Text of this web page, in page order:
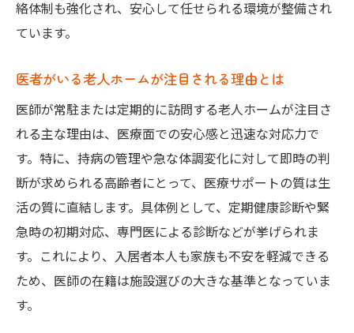
有料老人ホーム選びで重視する併設の利点
有料老人ホームの医療サポート徹底比較
有料老人ホーム各施設の医療サポートの違
い
病院併設と提携型老人ホームの比較ポイン
ト
医療体制が充実した有料老人ホームの選び
方
大阪府で評判の医療機関連携老人ホーム紹
絡体制も強化され、安心して任せられる環境が整備され
ています。
医者がいる老人ホームが注目される理由とは
医師が常駐または定期的に訪問する老人ホームが注目さ
れる主な理由は、医療面での安心感と迅速な対応力で
す。特に、持病の管理や急な体調変化に対して即時の判
断が求められる高齢者にとって、医療サポートの質は生
活の質に直結します。具体例として、定期健康診断や緊
急時の初期対応、専門医による診断などが挙げられま
す。これにより、入居者本人も家族も不安を軽減できる
ため、医師の在籍は施設選びの大きな基準となっていま
す。